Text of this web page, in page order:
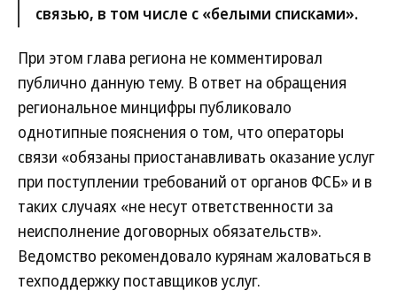
связью, в том числе с «белыми списками».
При этом глава региона не комментировал
публично данную тему. В ответ на обращения
региональное минцифры публиковало
однотипные пояснения о том, что операторы
связи «обязаны приостанавливать оказание услуг
при поступлении требований от органов ФСБ» и в
таких случаях «не несут ответственности за
неисполнение договорных обязательств».
Ведомство рекомендовало курянам жаловаться в
техподдержку поставщиков услуг.